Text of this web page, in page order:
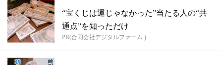
“宝くじは運じゃなかった”当たる人の“共
通点”を知っただけ
PR(合同会社デジタルファーム )